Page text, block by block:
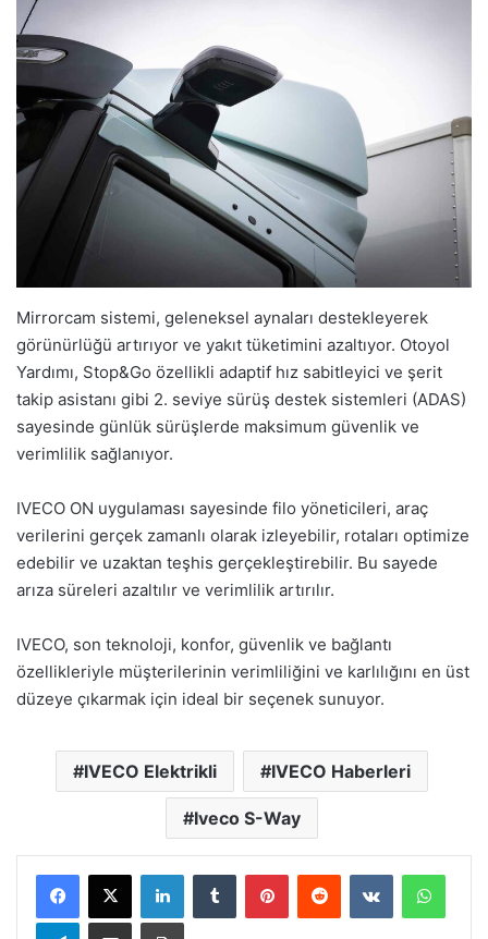
Mirrorcam sistemi, geleneksel aynaları destekleyerek
görünürlüğü artırıyor ve yakıt tüketimini azaltıyor. Otoyol
Yardımı, Stop&Go özellikli adaptif hız sabitleyici ve şerit
takip asistanı gibi 2. seviye sürüş destek sistemleri (ADAS)
sayesinde günlük sürüşlerde maksimum güvenlik ve
verimlilik sağlanıyor.
IVECO ON uygulaması sayesinde filo yöneticileri, araç
verilerini gerçek zamanlı olarak izleyebilir, rotaları optimize
edebilir ve uzaktan teşhis gerçekleştirebilir. Bu sayede
arıza süreleri azaltılır ve verimlilik artırılır.
IVECO, son teknoloji, konfor, güvenlik ve bağlantı
özellikleriyle müşterilerinin verimliliğini ve karlılığını en üst
düzeye çıkarmak için ideal bir seçenek sunuyor.
IVECO Elektrikli IVECO Haberleri
Iveco S-Way
LinkedInTumblr PinterestReddit VKontakte
TelegramE-Posta ile paylaş Yazdır